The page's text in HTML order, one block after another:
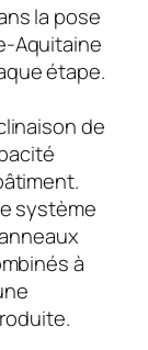
la pose
Aquitaine
étape.
de
système
à